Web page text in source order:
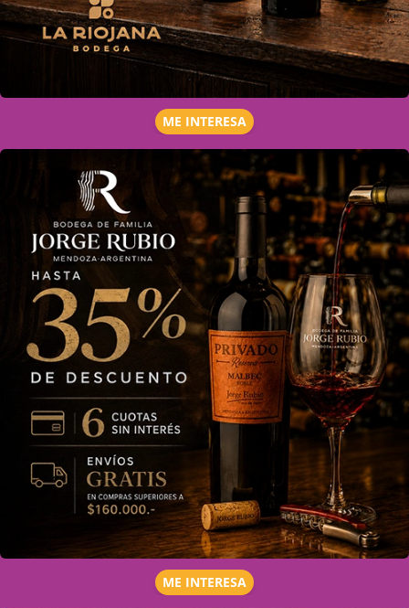
ME INTERESA
ME INTERESA